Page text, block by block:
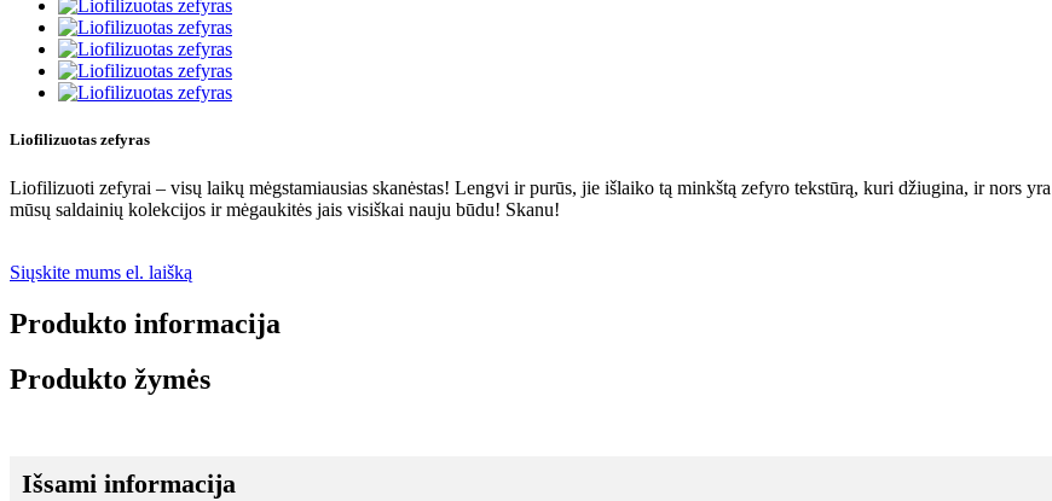
Liofilizuotas zefyras
Liofilizuoti zefyrai – visų laikų mėgstamiausias skanėstas! Lengvi ir purūs, jie išlaiko tą minkštą zefyro tekstūrą, kuri džiugina, ir nors
mūsų saldainių kolekcijos ir mėgaukitės jais visiškai nauju būdu! Skanu!
Siųskite mums el. laišką
Produkto informacija
Produkto žymės
Išsami informacija